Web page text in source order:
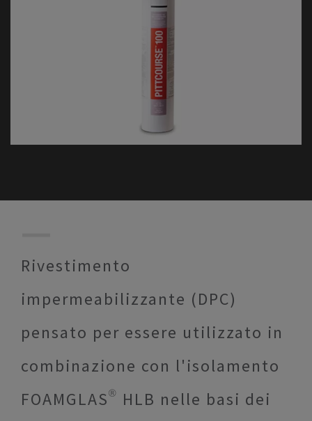
Rivestimento
impermeabilizzante (DPC)
pensato per essere utilizzato in
combinazione con l'isolamento
FOAMGLAS® HLB nelle basi dei